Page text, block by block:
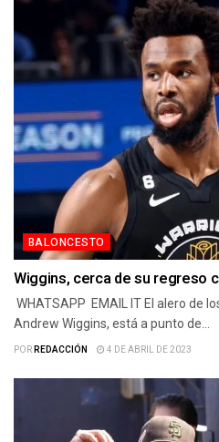
BALONCESTO
Wiggins, cerca de su regreso
WHATSAPP EMAIL IT El alero de
Andrew Wiggins, está a punto de...
PORREDACCIÓN 4 DE ABRIL DE 2023